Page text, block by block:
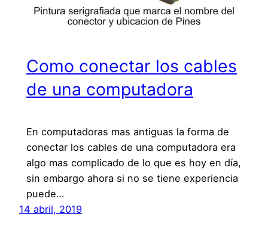
Como conectar los cables
de una computadora
En computadoras mas antiguas la forma de
conectar los cables de una computadora era
algo mas complicado de lo que es hoy en día,
sin embargo ahora si no se tiene experiencia
puede…
14 abril, 2019